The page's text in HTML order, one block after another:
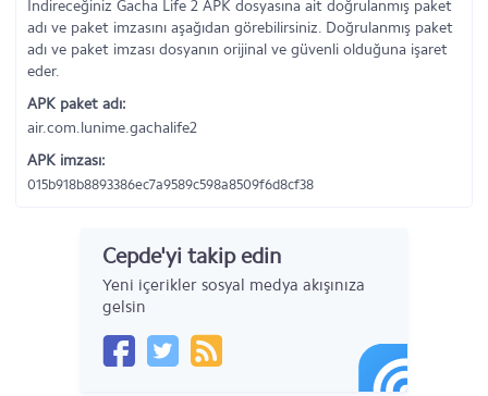
İndireceğiniz Gacha Life 2 APK dosyasına ait doğrulanmış paket
adı ve paket imzasını aşağıdan görebilirsiniz. Doğrulanmış paket
adı ve paket imzası dosyanın orijinal ve güvenli olduğuna işaret
eder.
APK paket adı:
air.com.lunime.gachalife2
APK imzası:
015b918b8893386ec7a9589c598a8509f6d8cf38
Cepde'yi takip edin
Yeni içerikler sosyal medya akışınıza
gelsin